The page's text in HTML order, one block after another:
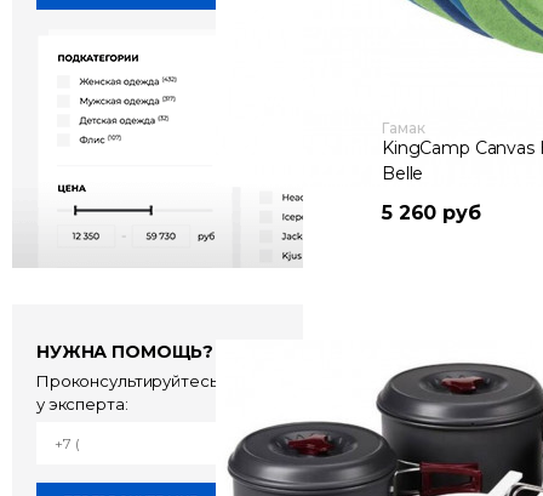
НУЖНА ПОМОЩЬ?
Проконсультируйтесь
у эксперта:
Гамак
KingCamp
Belle
5 260 руб